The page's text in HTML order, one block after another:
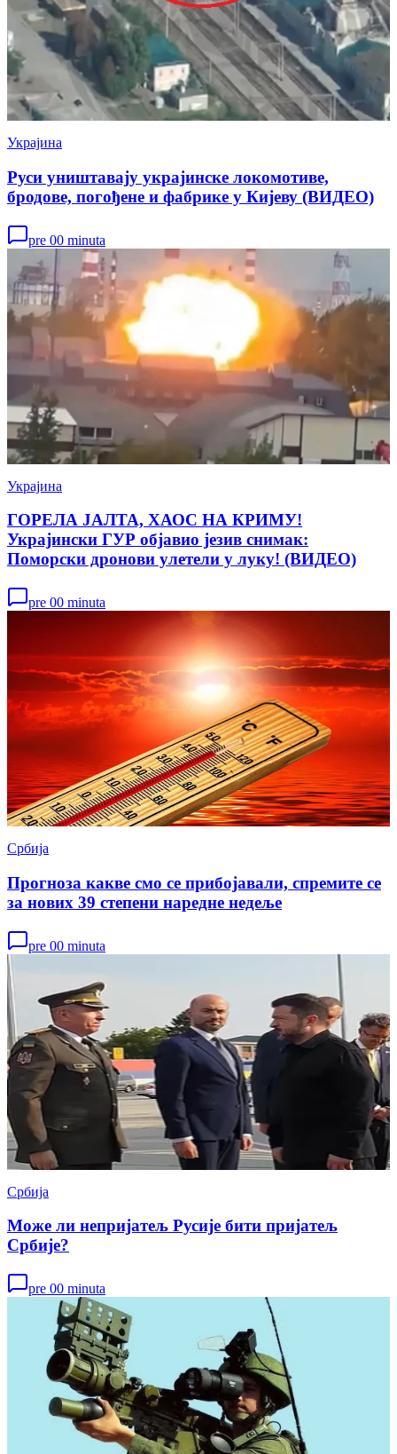
Украјина
Руси уништавају украјинске локомотиве,
бродове, погођене и фабрике у Кијеву (ВИДЕО)
pre 00 minuta
Украјина
ГОРЕЛА ЈАЛТА, ХАОС НА КРИМУ!
Украјински ГУР објавио језив снимак:
Поморски дронови улетели у луку! (ВИДЕО)
pre 00 minuta
Србија
Прогноза какве смо се прибојавали, спремите се
за нових 39 степени наредне недеље
pre 00 minuta
Србија
Може ли непријатељ Русије бити пријатељ
Србије?
pre 00 minuta